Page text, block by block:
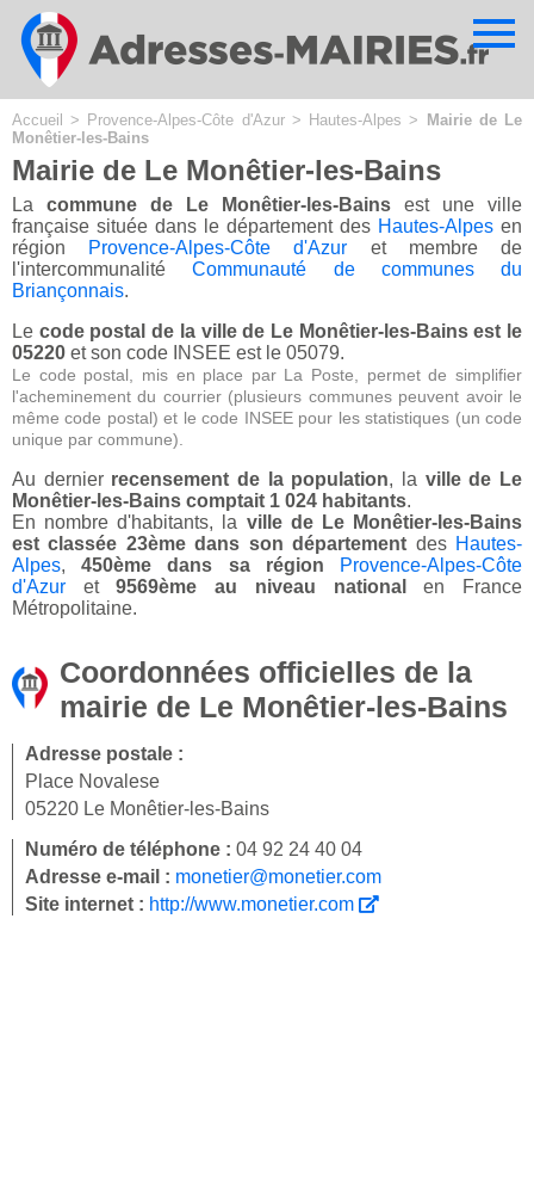
Accueil > Provence-Alpes-Côte d'Azur> Hautes-Alpes >
Mairie de Le
Monêtier-les-Bains
Mairie de Le Monêtier-les-Bains
La commune de Le Monêtier-les-Bains est une ville
française située dans le département des Hautes-Alpes en
région
Provence-Alpes-Côte d'Azur et membre de
l'intercommunalitéCommunauté de communes du
Briançonnais.
Le code postal de la ville de Le Monêtier-les-Bains est le
05220 et son code INSEE est le 05079.
Le code postal, mis en place par La Poste, permet de simplifier
l'acheminement du courrier (plusieurs communes peuvent avoir le
même code postal) et le code INSEE pour les statistiques (un code
unique par commune).
Au dernier recensement de la population, la ville de Le
Monêtier-les-Bains comptait 1 024 habitants.
En nombre d'habitants, la ville de Le Monêtier-les-Bains
est classée 23ème dans son département des Hautes-
Alpes,450ème dans sa région
Provence-Alpes-Côte
d'Azur et9569ème au niveau national
en France
Métropolitaine.
Coordonnées officielles de la
mairie de Le Monêtier-les-Bains
Adresse postale :
Place Novalese
05220 Le Monêtier-les-Bains
Numéro de téléphone : 04 92 24 40 04
Adresse e-mail : monetier@monetier.com
Site internet : http://www.monetier.com
Cookies management panel